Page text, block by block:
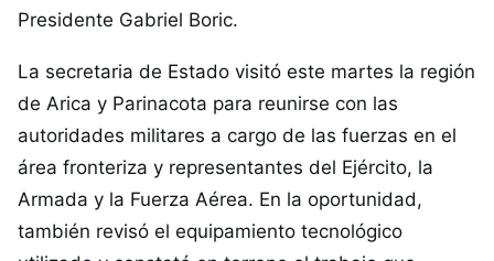
Presidente Gabriel Boric.
La secretaria de Estado visitó este martes la región
de Arica y Parinacota para reunirse con las
autoridades militares a cargo de las fuerzas en el
área fronteriza y representantes del Ejército, la
Armada y la Fuerza Aérea. En la oportunidad,
también revisó el equipamiento tecnológico